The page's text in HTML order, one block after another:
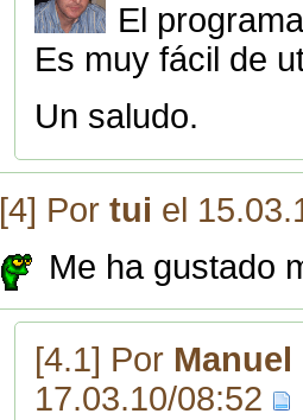
El
Es muy fácil de
Un saludo.
[4] Por tui el
Me ha gustado
[4.1] Por
17.03.10/08:52